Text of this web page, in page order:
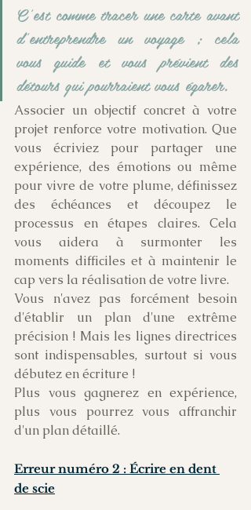
C'est comme tracer une carte avant
d'entreprendre un voyage ; cela
vous guide et vous prévient des
détours qui pourraient vous égarer.
Associer un objectif concret à votre
projet renforce votre motivation. Que
vous écriviez pour partager une
expérience, des émotions ou même
pour vivre de votre plume, définissez
des échéances et découpez le
processus en étapes claires. Cela
vous aidera à surmonter les
moments difficiles et à maintenir le
cap vers la réalisation de votre livre.
Vous n'avez pas forcément besoin
d'établir un plan d'une extrême
précision ! Mais les lignes directrices
sont indispensables, surtout si vous
débutez en écriture !
Plus vous gagnerez en expérience,
plus vous pourrez vous affranchir
d'un plan détaillé.
Erreur numéro 2 : Écrire en dent
de scie